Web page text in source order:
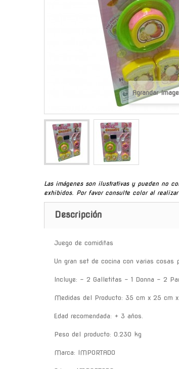
Agrandar
Las imágenes son ilustrativas y pueden no
exhibidos. Por favor consulte color al realizar
Descripción
Juego de comiditas
Un gran set de cocina con varias cosas
Incluye: - 2 Galletitas - 1 Donna - 2
Medidas del Producto: 35 cm x 25 cm
Edad recomendada: + 3 años.
Peso del producto: 0.230 kg
Marca: IMPORTADO